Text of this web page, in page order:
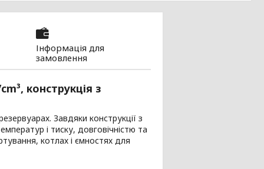
Інформація для
замовлення
конструкція з
Завдяки конструкції з
і тиску, довговічністю та
котлах і ємностях для